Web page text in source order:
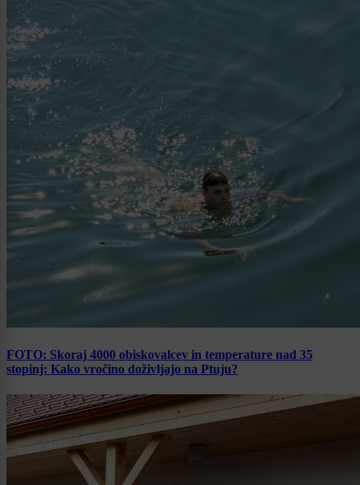
FOTO: Skoraj 4000 obiskovalcev in temperature nad 35
stopinj: Kako vročino doživljajo na Ptuju?